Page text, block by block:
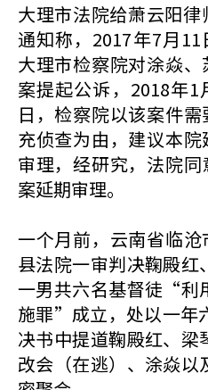
大理市法院给萧云阳律
通知称，2017年7月11
大理市检察院对涂焱、
案提起公诉，2018年1
日，检察院以该案件需
充侦查为由，建议本院
审理，经研究，法院同
案延期审理。
一个月前，云南省临沧
县法院一审判决鞠殿红
一男共六名基督徒“利
施罪”成立，处以一年
决书中提道鞠殿红、梁
改会（在逃）、涂焱